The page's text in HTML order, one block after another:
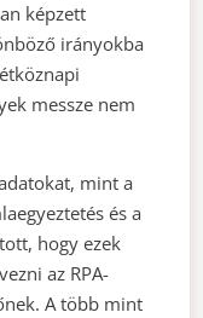
képzett
irányokba
messze nem
mint a
és a
hogy ezek
az RPA-
A több mint